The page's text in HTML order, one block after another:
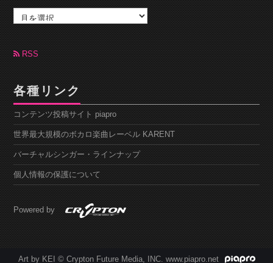
カ
ブ RSS
各種リンク
コンテンツ投稿サイト piapro
世界最大規模のボカロ楽曲レーベル KARENT
バーチャルシンガー・ラインナップ
個人情報の保護について
Powered by
Art by KEI © Crypton Future Media, INC. www.piapro.net